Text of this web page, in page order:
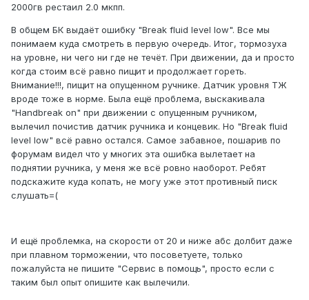
2000гв рестаил 2.0 мкпп.
В общем БК выдаёт ошибку "Break fluid level low". Все мы
понимаем куда смотреть в первую очередь. Итог, тормозуха
на уровне, ни чего ни где не течёт. При движении, да и просто
когда стоим всё равно пищит и продолжает гореть.
Внимание!!!, пищит на опущенном ручнике. Датчик уровня ТЖ
вроде тоже в норме. Была ещё проблема, выскакивала
"Handbreak on" при движении с опущенным ручником,
вылечил почистив датчик ручника и концевик. Но "Break fluid
level low" всё равно остался. Самое забавное, пошарив по
форумам видел что у многих эта ошибка вылетает на
поднятии ручника, у меня же всё ровно наоборот. Ребят
подскажите куда копать, не могу уже этот противный писк
слушать=(
И ещё проблемка, на скорости от 20 и ниже абс долбит даже
при плавном торможении, что посоветуете, только
пожалуйста не пишите "Сервис в помощь", просто если с
таким был опыт опишите как вылечили.